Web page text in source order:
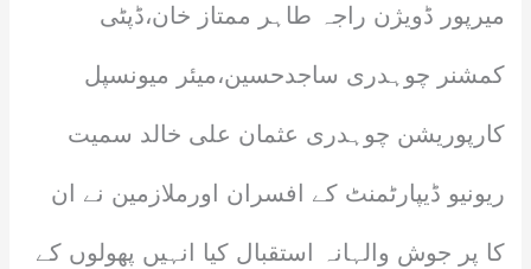
میرپور ڈویژن راجہ طاہر ممتاز خان،ڈپٹی
کمشنر چوہدری ساجدحسین،میئر میونسپل
کارپوریشن چوہدری عثمان علی خالد سمیت
ریونیو ڈیپارٹمنٹ کے افسران اورملازمین نے ان
کا پر جوش والہانہ استقبال کیا انہیں پھولوں کے